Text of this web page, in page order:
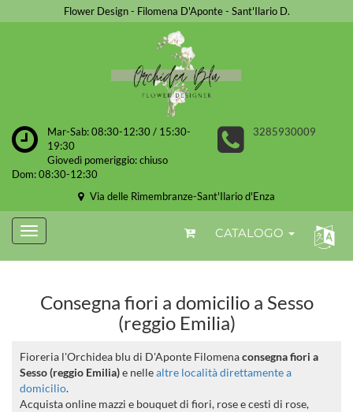
Flower Design - Filomena D'Aponte - Sant'Ilario D.
Mar-Sab: 08:30-12:30 / 15:30-
19:30
Giovedì pomeriggio: chiuso
Dom: 08:30-12:30
3285930009
Via delle Rimembranze-Sant'Ilario d'Enza
CATALOGO
Consegna fiori a domicilio a Sesso
(reggio Emilia)
Fioreria l'Orchidea blu di D'Aponte Filomenaconsegna fiori a
Sesso (reggio Emilia)e nellealtre località direttamente a
domicilio.
Acquista online mazzi e bouquet di fiori, rose e cesti di rose,